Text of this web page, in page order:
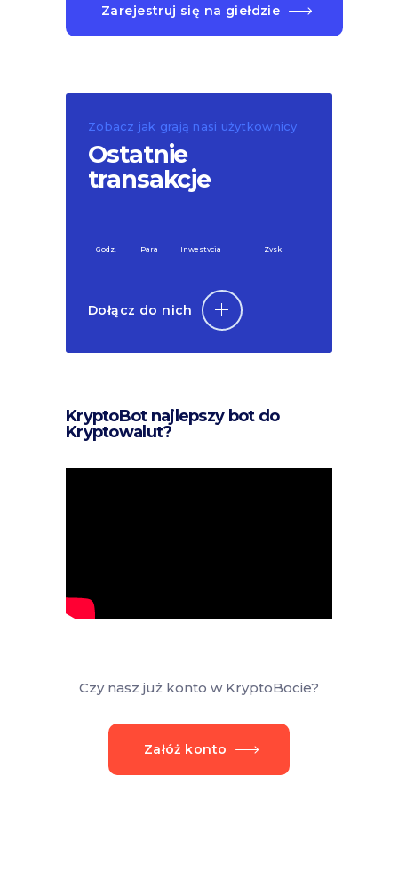
Zarejestruj się na giełdzie
Zobacz jak grają nasi użytkownicy
Ostatnie
transakcje
Godz. Para Inwestycja Zysk
Dołącz do nich
KryptoBot najlepszy bot do
Kryptowalut?
Czy nasz już konto w KryptoBocie?
Załóż konto